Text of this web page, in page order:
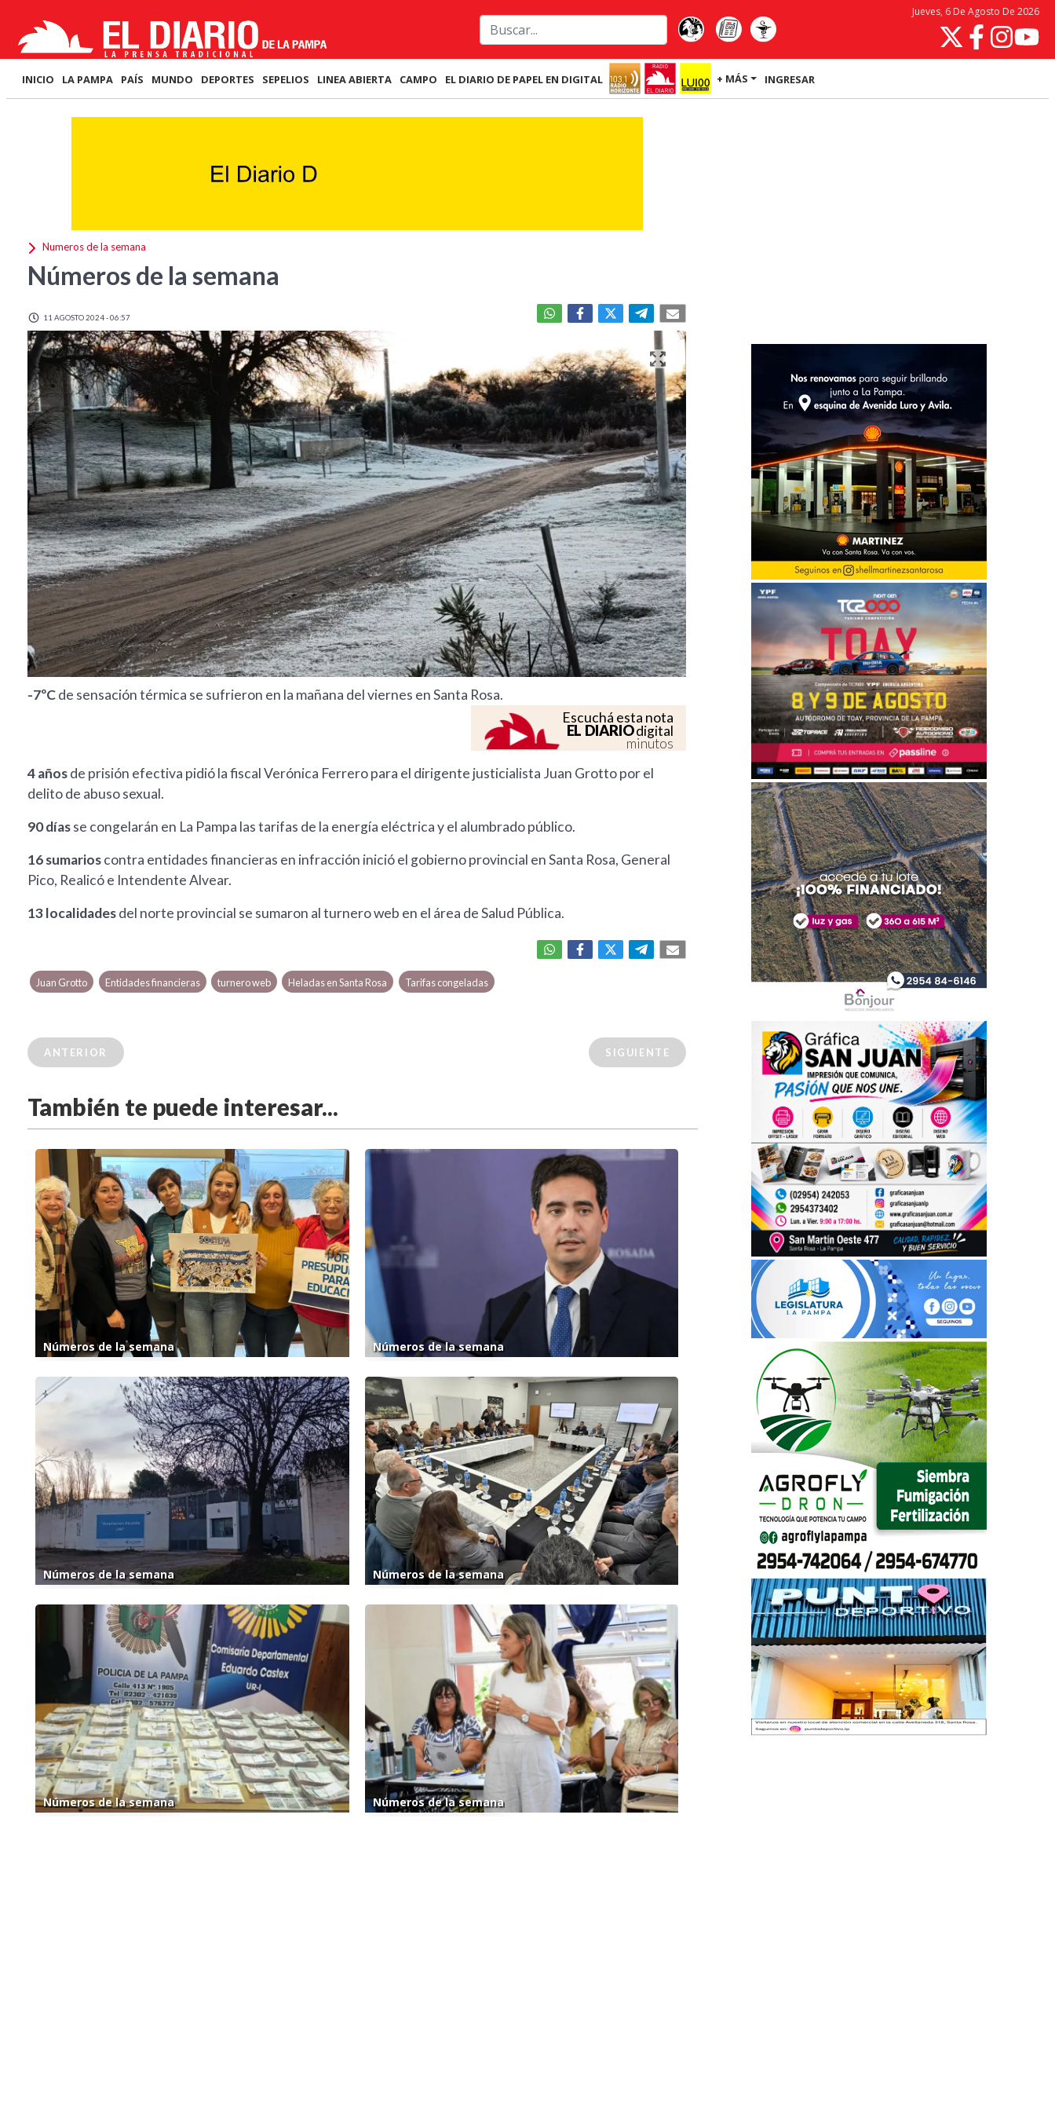
Jueves, 6 De Agosto De 2026
INICIO LA PAMPA PAÍS MUNDO DEPORTES SEPELIOS LINEA ABIERTA CAMPO EL DIARIO DE PAPEL EN DIGITAL + MÁS INGRESAR
Numeros de la semana
Números de la semana
11 AGOSTO 2024 - 06:57
-7ºCde sensación térmica se sufrieron en la mañana del viernes en Santa Rosa.
Escuchá esta nota
EL DIARIOdigital
minutos
4 añosde prisión efectiva pidió la fiscal Verónica Ferrero para el dirigente justicialista Juan Grotto por el
delito de abuso sexual.
90 díasse congelarán en La Pampa las tarifas de la energía eléctrica y el alumbrado público.
16 sumarioscontra entidades financieras en infracción inició el gobierno provincial en Santa Rosa, General
Pico, Realicó e Intendente Alvear.
13 localidadesdel norte provincial se sumaron al turnero web en el área de Salud Pública.
Juan Grotto Entidades financieras turnero web Heladas en Santa Rosa Tarifas congeladas
ANTERIOR SIGUIENTE
También te puede interesar...
Números de la semana Números de la semana
Números de la semana Números de la semana
Números de la semana Números de la semana